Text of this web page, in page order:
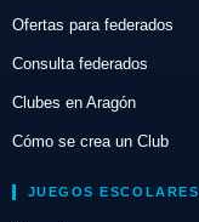
Ofertas para federados
Consulta federados
Clubes en Aragón
Cómo se crea un Club
JUEGOS ESCOLARES